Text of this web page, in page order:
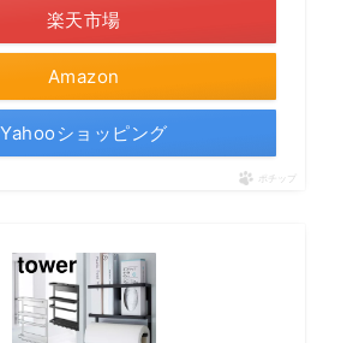
Amazon
楽天市場
Yahooショッピング
ポチップ